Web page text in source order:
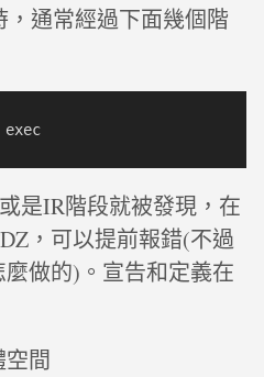
通常經過下面幾個階
是IR階段就被發現，在
，可以提前報錯(不過
麼做的)。宣告和定義在
間